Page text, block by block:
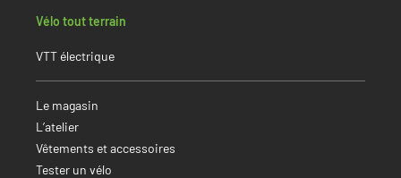
Vélo tout terrain
VTT électrique
Le magasin
L’atelier
Vêtements et accessoires
Tester un vélo